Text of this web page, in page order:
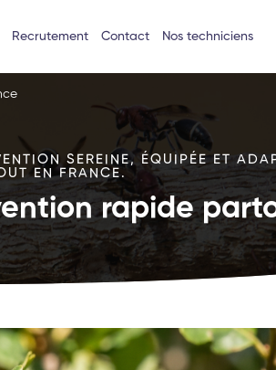
Recrutement Contact Nos techniciens
SEREINE, ÉQUIPÉE ET
EN FRANCE.
rapide